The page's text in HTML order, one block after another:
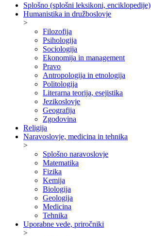
Splošno (splošni leksikoni, enciklopedije)
Humanistika in družboslovje
>
Filozofija
Psihologija
Sociologija
Ekonomija in management
Pravo
Antropologija in etnologija
Politologija
Literarna teorija, esejistika
Jezikoslovje
Geografija
Zgodovina
Religija
Naravoslovje, medicina in tehnika
>
Splošno naravoslovje
Matematika
Fizika
Kemija
Biologija
Geologija
Medicina
Tehnika
Uporabne vede, priročniki
>